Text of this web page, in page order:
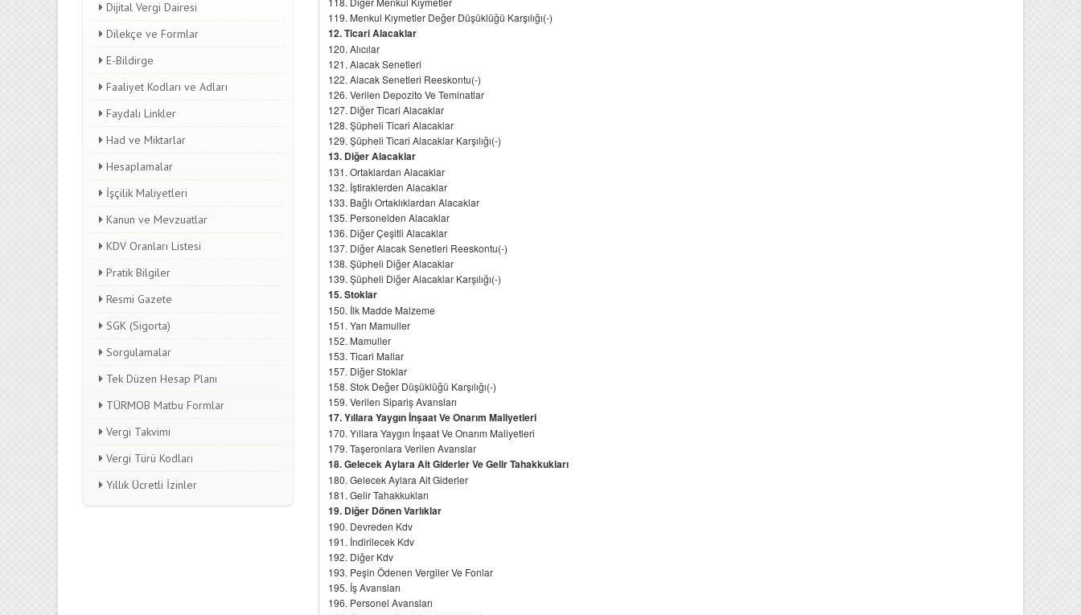
Dijital Vergi Dairesi
Dilekçe ve Formlar
E-Bildirge
Faaliyet Kodları ve Adları
Faydalı Linkler
Had ve Miktarlar
Hesaplamalar
İşçilik Maliyetleri
Kanun ve Mevzuatlar
KDV Oranları Listesi
Pratik Bilgiler
Resmi Gazete
SGK (Sigorta)
Sorgulamalar
Tek Düzen Hesap Planı
TÜRMOB Matbu Formlar
Vergi Takvimi
Vergi Türü Kodları
Yıllık Ücretli İzinler